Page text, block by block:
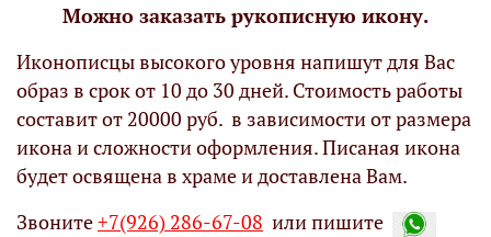
Можно заказать рукописную икону.
Иконописцы высокого уровня напишут для Вас
образ в срок от 10 до 30 дней. Стоимость работы
составит от 20000 руб. в зависимости от размера
икона и сложности оформления. Писаная икона
будет освящена в храме и доставлена Вам.
Звоните+7(926) 286-67-08 или пишите